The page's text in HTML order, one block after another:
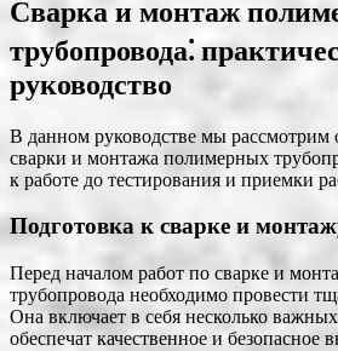
Сварка и монтаж
трубопровода⁚
руководство
В данном руководстве мы рассмотрим
сварки и монтажа полимерных
к работе до тестирования и приемки
Подготовка к сварке и
Перед началом работ по сварке и
трубопровода необходимо провести
Она включает в себя несколько
обеспечат качественное и безопасное